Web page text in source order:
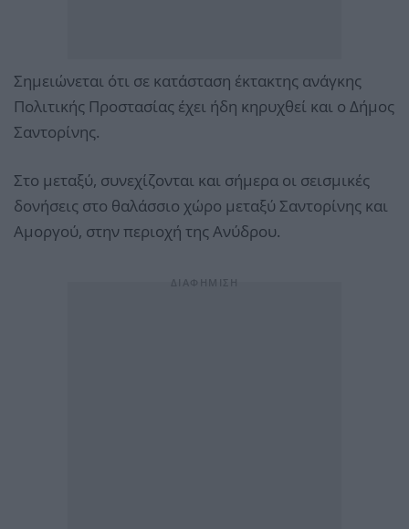
Σημειώνεται ότι σε κατάσταση έκτακτης ανάγκης
Πολιτικής Προστασίας έχει ήδη κηρυχθεί και ο Δήμος
Σαντορίνης.
Στο μεταξύ, συνεχίζονται και σήμερα οι σεισμικές
δονήσεις στο θαλάσσιο χώρο μεταξύ Σαντορίνης και
Αμοργού, στην περιοχή της Ανύδρου.